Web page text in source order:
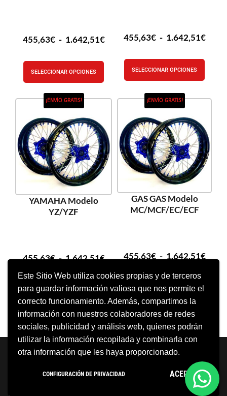
Este Sitio Web utiliza cookies propias y de terceros
para guardar información valiosa que nos permite el
correcto funcionamiento. Además, compartimos la
información con nuestros colaboradores de redes
sociales, publicidad y análisis web, quienes podrán
utilizar la información recopilada y combinarla con
otra información que les haya proporcionado.
CONFIGURACIÓN DE PRIVACIDAD ACEPTO
455,63€ - 1.642,51€
SELECCIONAR OPCIONES
455,63€ - 1.642,51€
SELECCIONAR OPCIONES
¡ENVÍO GRATIS!
YAMAHA Modelo
YZ/YZF
455,63€ - 1.642,51€
SELECCIONAR OPCIONES
¡ENVÍO GRATIS!
GAS GAS Modelo
MC/MCF/EC/ECF
455,63€ - 1.642,51€
SELECCIONAR OPCIONES
Neve | Funciona gracias a WordPress
Condiciones Generales